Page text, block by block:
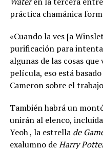
práctica chamánica
«Cuando la ves [a
purificación para
algunas de las cosas
película, eso está
Cameron sobre el
También habrá un
unirán al elenco,
Yeoh , la estrella de
exalumno deHarry